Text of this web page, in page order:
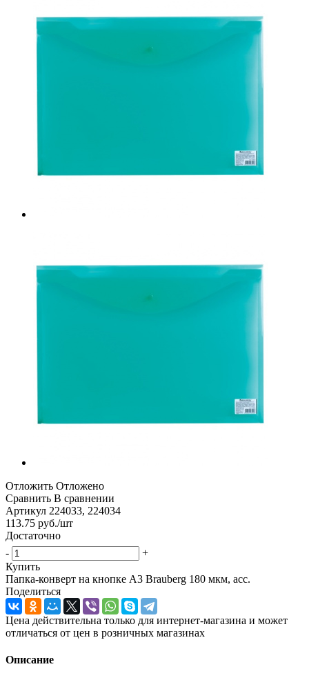
Отложить Отложено
Сравнить В сравнении
Артикул 224033, 224034
113.75 руб./шт
Достаточно
-
+
Купить
Папка-конверт на кнопке А3 Brauberg 180 мкм, асс.
Поделиться
Цена действительна только для интернет-магазина и может
отличаться от цен в розничных магазинах
Описание